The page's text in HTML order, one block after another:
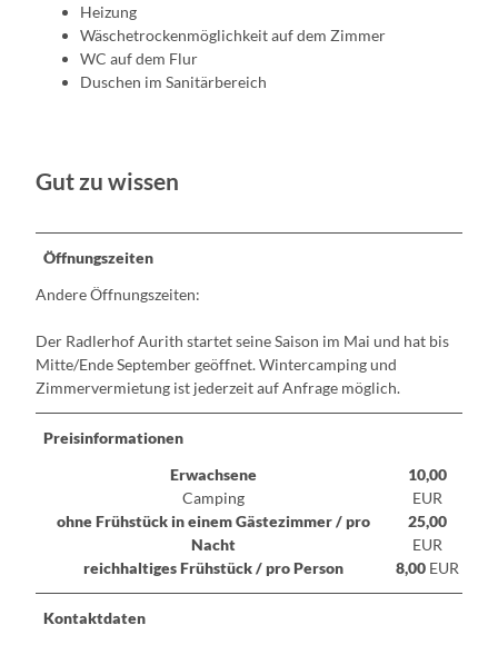
Heizung
Wäschetrockenmöglichkeit auf dem Zimmer
WC auf dem Flur
Duschen im Sanitärbereich
Gut zu wissen
Öffnungszeiten
Andere Öffnungszeiten:
Der Radlerhof Aurith startet seine Saison im Mai und hat bis
Mitte/Ende September geöffnet. Wintercamping und
Zimmervermietung ist jederzeit auf Anfrage möglich.
Preisinformationen
Erwachsene
Camping
10,00
EUR
ohne Frühstück in einem Gästezimmer / pro
Nacht
25,00
EUR
reichhaltiges Frühstück / pro Person
8,00EUR
Kontaktdaten